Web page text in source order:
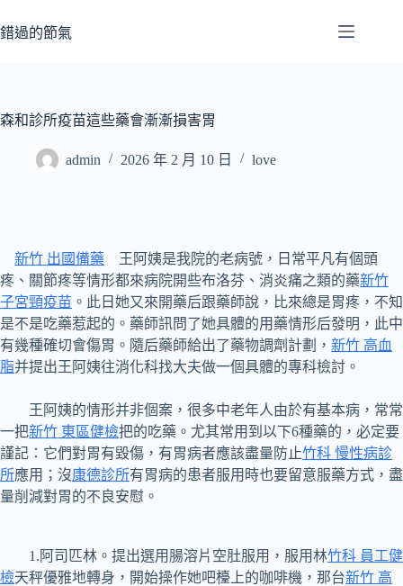
至
容
錯過的節氣
森和診所疫苗這些藥會漸漸損害胃
admin 2026 年 2 月 10 日 love
新竹 出國備藥 王阿姨是我院的老病號，日常平凡有個頭
疼、關節疼等情形都來病院開些布洛芬、消炎痛之類的藥新竹
子宮頸疫苗 。此日她又來開藥后跟藥師說，比來總是胃疼，不知
是不是吃藥惹起的。藥師訊問了她具體的用藥情形后發明，此中
有幾種確切會傷胃。隨后藥師給出了藥物調劑計劃， 新竹 高血
脂并提出王阿姨往消化科找大夫做一個具體的專科檢討。
王阿姨的情形并非個案，很多中老年人由於有基本病，常常
一把新竹 東區健檢把的吃藥。尤其常用到以下6種藥的，必定要
謹記：它們對胃有毀傷，有胃病者應該盡量防止竹科 慢性病診
所應用；沒康德診所有胃病的患者服用時也要留意服藥方式，盡
量削減對胃的不良安慰。
1.阿司匹林。提出選用腸溶片空肚服用，服用林竹科 員工健
檢天秤優雅地轉身，開始操作她吧檯上的咖啡機，那台新竹 高